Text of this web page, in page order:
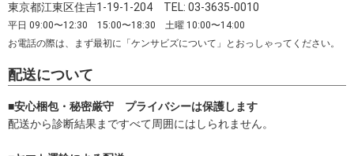
東京都江東区住吉1-19-1-204 TEL: 03-3635-0010
平日 09:00〜12:30 15:00〜18:30 土曜 10:00〜14:00
お電話の際は、まず最初に「ケンサビズについて」とおっしゃってください。
配送について
■安心梱包・秘密厳守 プライバシーは保護します
配送から診断結果まですべて周囲にはしられません。